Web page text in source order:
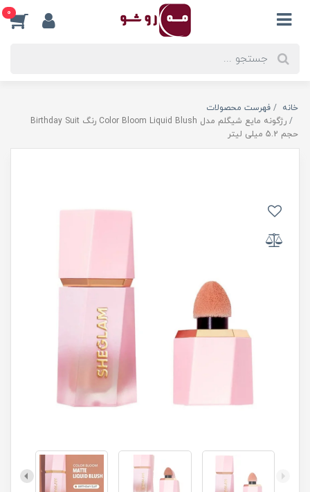
0
خانه
فهرست محصولات
رژگونه مایع شیگلم مدل Color Bloom Liquid Blush رنگ Birthday Suit
حجم 5.2 میلی لیتر